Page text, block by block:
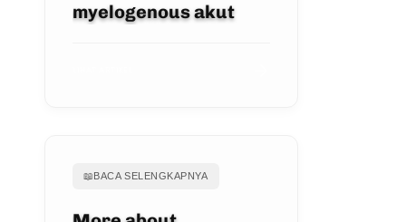
myelogenous akut
📖BACA SELENGKAPNYA